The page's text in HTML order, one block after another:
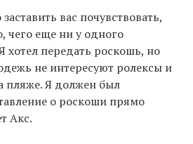
вас почувствовать,
чего еще ни у одного
хотел передать роскошь, но
не интересуют ролексы и
пляже. Я должен был
о роскоши прямо
Акс.